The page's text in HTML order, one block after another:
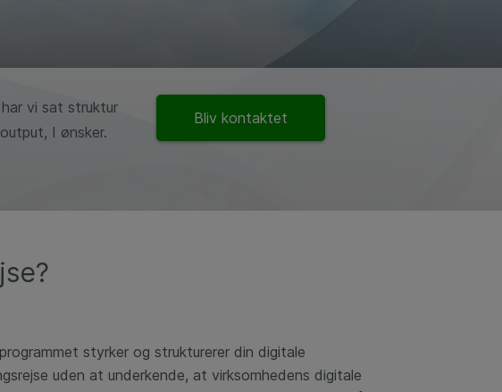
vi sat struktur
I ønsker.
Bliv kontaktet
styrker og strukturerer din digitale
uden at underkende, at virksomhedens digitale